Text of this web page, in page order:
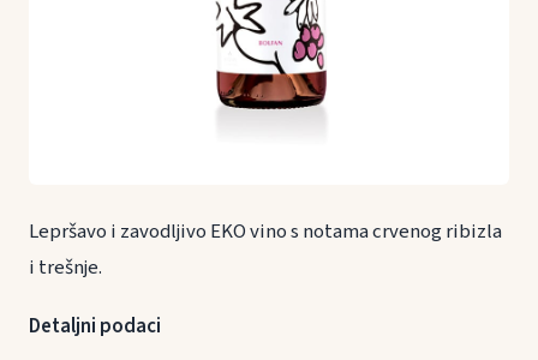
Lepršavo i zavodljivo EKO vino s notama crvenog ribizla
i trešnje.
Detaljni podaci